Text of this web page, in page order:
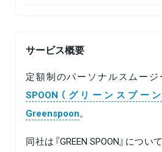
サービス概要
定額制のパーソナルスムージ
SPOON（グリーンスプー
Greenspoon。
同社は『GREEN SPOON』につ